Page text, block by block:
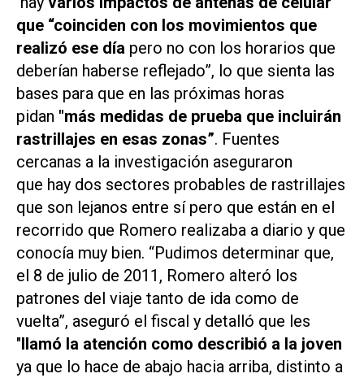
que “coinciden con los movimientos que
realizó ese día pero no con los horarios que
deberían haberse reflejado”, lo que sienta las
bases para que en las próximas horas
pidan "más medidas de prueba que incluirán
rastrillajes en esas zonas”. Fuentes
cercanas a la investigación aseguraron
que hay dos sectores probables de rastrillajes
que son lejanos entre sí pero que están en el
recorrido que Romero realizaba a diario y que
conocía muy bien. “Pudimos determinar que,
el 8 de julio de 2011, Romero alteró los
patrones del viaje tanto de ida como de
vuelta”, aseguró el fiscal y detalló que les
"llamó la atención como describió a la joven
ya que lo hace de abajo hacia arriba, distinto a